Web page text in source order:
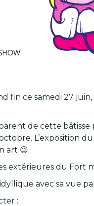
fin ce samedi 27
de cette
L’exposition
art 😉
du Fort
avec sa vue
: